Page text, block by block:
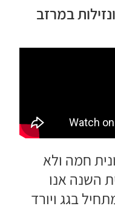
במרזב
חמה ולא
השנה אנו
בגג ויורד